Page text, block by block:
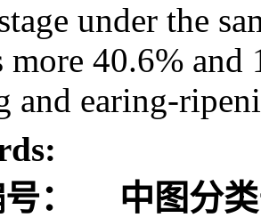
under the
40.6% and
and earing-
：
中图分